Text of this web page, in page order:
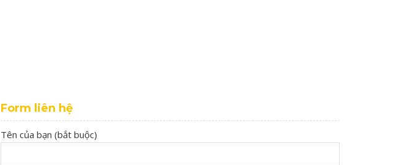
Form liên hệ
Tên của bạn (bắt buộc)